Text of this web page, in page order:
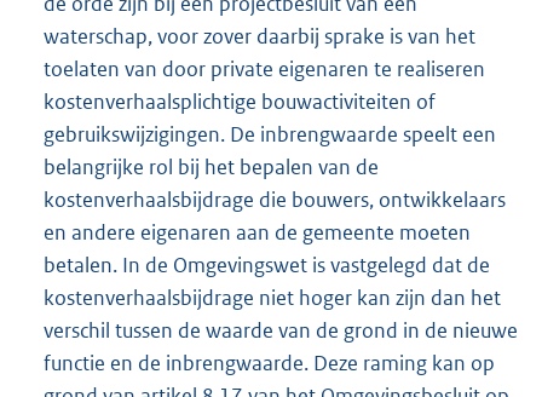
waterschap, voor zover daarbij sprake is van het
toelaten van door private eigenaren te realiseren
kostenverhaalsplichtige bouwactiviteiten of
gebruikswijzigingen. De inbrengwaarde speelt een
belangrijke rol bij het bepalen van de
kostenverhaalsbijdrage die bouwers, ontwikkelaars
en andere eigenaren aan de gemeente moeten
betalen. In de Omgevingswet is vastgelegd dat de
kostenverhaalsbijdrage niet hoger kan zijn dan het
verschil tussen de waarde van de grond in de nieuwe
functie en de inbrengwaarde. Deze raming kan op